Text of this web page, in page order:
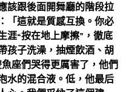
該跟後面開舞廳的階段拉
「這就是質感互換。你必
涯“按在地上摩擦”，徹底
孩子洗澡，抽煙飲酒、胡
座們哭得更厲害了，他們
水的混合液。低，他最后